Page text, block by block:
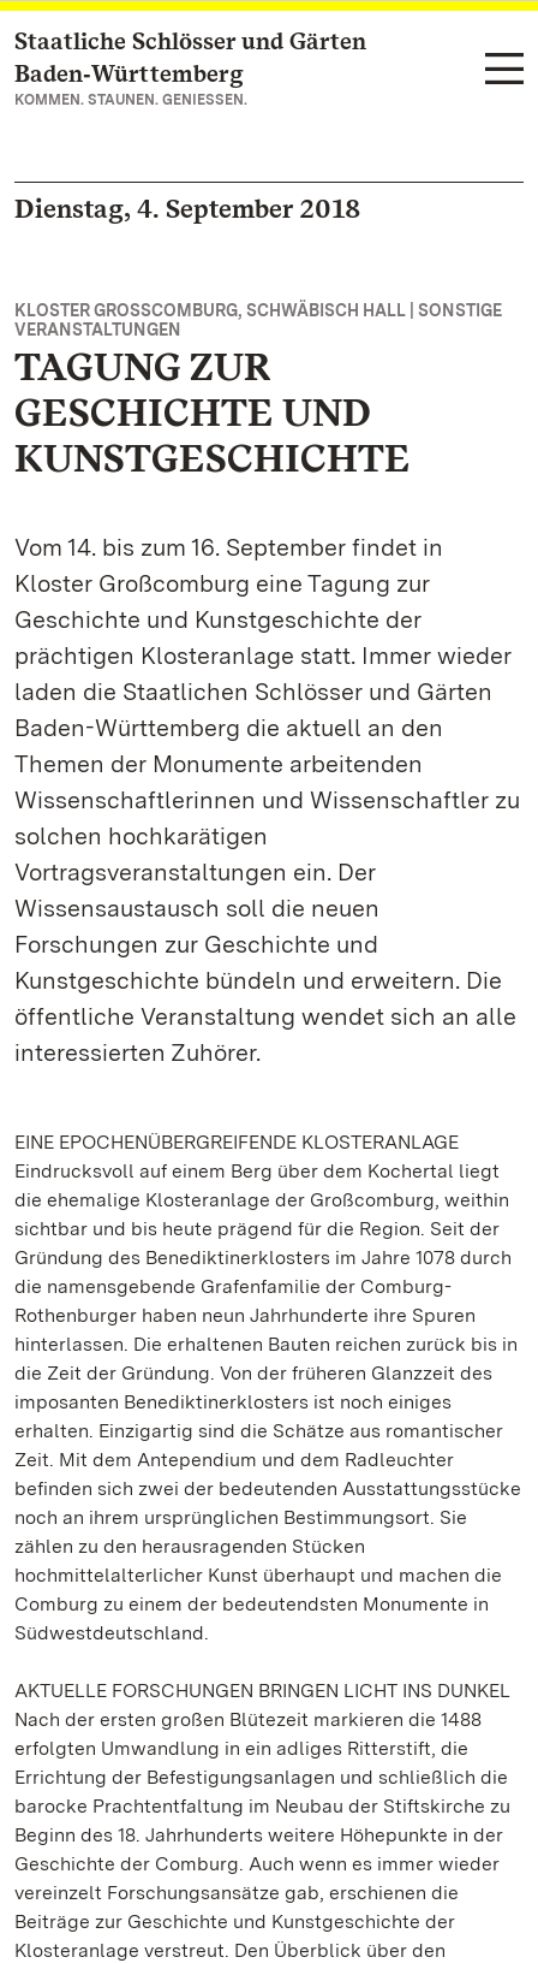
Zum Hauptinhalt springen
Staatliche Schlösser und Gärten
Baden‑Württemberg
KOMMEN. STAUNEN. GENIESSEN.
Dienstag, 4. September 2018
KLOSTER GROSSCOMBURG, SCHWÄBISCH HALL | SONSTIGE V
ERANSTALTUNGEN
TAGUNG ZUR
GESCHICHTE UND
KUNSTGESCHICHTE
Vom 14. bis zum 16. September findet in
Kloster Großcomburg eine Tagung zur
Geschichte und Kunstgeschichte der
prächtigen Klosteranlage statt. Immer wieder
laden die Staatlichen Schlösser und Gärten
Baden-Württemberg die aktuell an den
Themen der Monumente arbeitenden
Wissenschaftlerinnen und Wissenschaftler zu
solchen hochkarätigen
Vortragsveranstaltungen ein. Der
Wissensaustausch soll die neuen
Forschungen zur Geschichte und
Kunstgeschichte bündeln und erweitern. Die
öffentliche Veranstaltung wendet sich an alle
interessierten Zuhörer.
EINE EPOCHENÜBERGREIFENDE KLOSTERANLAGE
Eindrucksvoll auf einem Berg über dem Kochertal liegt
die ehemalige Klosteranlage der Großcomburg, weithin
sichtbar und bis heute prägend für die Region. Seit der
Gründung des Benediktinerklosters im Jahre 1078 durch
die namensgebende Grafenfamilie der Comburg-
Rothenburger haben neun Jahrhunderte ihre Spuren
hinterlassen. Die erhaltenen Bauten reichen zurück bis in
die Zeit der Gründung. Von der früheren Glanzzeit des
imposanten Benediktinerklosters ist noch einiges
erhalten. Einzigartig sind die Schätze aus romantischer
Zeit. Mit dem Antependium und dem Radleuchter
befinden sich zwei der bedeutenden Ausstattungsstücke
noch an ihrem ursprünglichen Bestimmungsort. Sie
zählen zu den herausragenden Stücken
hochmittelalterlicher Kunst überhaupt und machen die
Comburg zu einem der bedeutendsten Monumente in
Südwestdeutschland.
AKTUELLE FORSCHUNGEN BRINGEN LICHT INS DUNKEL
Nach der ersten großen Blütezeit markieren die 1488
erfolgten Umwandlung in ein adliges Ritterstift, die
Errichtung der Befestigungsanlagen und schließlich die
barocke Prachtentfaltung im Neubau der Stiftskirche zu
Beginn des 18. Jahrhunderts weitere Höhepunkte in der
Geschichte der Comburg. Auch wenn es immer wieder
vereinzelt Forschungsansätze gab, erschienen die
Beiträge zur Geschichte und Kunstgeschichte der
Klosteranlage verstreut. Den Überblick über den